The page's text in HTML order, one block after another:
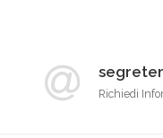
Richiedi